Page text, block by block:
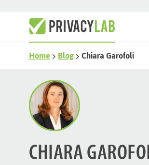
Home Blog Chiara Garofoli
CHIARA